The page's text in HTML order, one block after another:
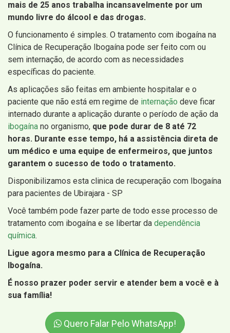
mais de 25 anos trabalha incansavelmente por um
mundo livre do álcool e das drogas.
O funcionamento é simples. O tratamento com ibogaína na
Clínica de Recuperação Ibogaína pode ser feito com ou
sem internação, de acordo com as necessidades
específicas do paciente.
As aplicações são feitas em ambiente hospitalar e o
paciente que não está em regime de internação deve ficar
internado durante a aplicação durante o período de ação da
ibogaína no organismo, que pode durar de 8 até 72
horas. Durante esse tempo, há a assistência direta de
um médico e uma equipe de enfermeiros, que juntos
garantem o sucesso de todo o tratamento.
Disponibilizamos esta clinica de recuperação com Ibogaína
para pacientes de Ubirajara - SP
Você também pode fazer parte de todo esse processo de
tratamento com ibogaína e se libertar da dependência
química.
Ligue agora mesmo para a Clínica de Recuperação
Ibogaína.
É nosso prazer poder servir e atender bem a você e à
sua família!
Quero Falar Pelo WhatsApp!